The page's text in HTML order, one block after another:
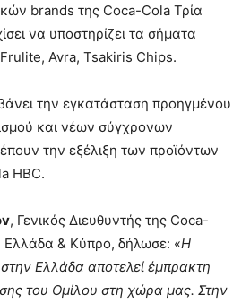
brands της Coca-Cola Τρία
να υποστηρίζει τα σήματα
Avra, Tsakiris Chips.
την εγκατάσταση προηγμένου
και νέων σύγχρονων
την εξέλιξη των προϊόντων
HBC.
, Γενικός Διευθυντής της Coca-
Ελλάδα & Κύπρο, δήλωσε: «Η
Ελλάδα αποτελεί έμπρακτη
του Ομίλου στη χώρα μας. Στην